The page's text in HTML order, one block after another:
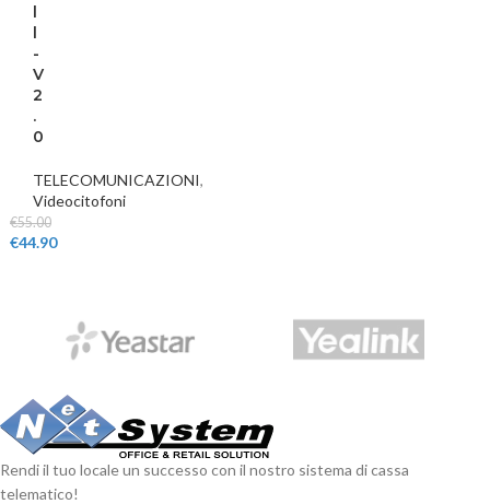
l
l
-
V
2
.
0
TELECOMUNICAZIONI,
Videocitofoni
€55.00
€44.90
Rendi il tuo locale un successo con il nostro sistema di cassa
telematico!